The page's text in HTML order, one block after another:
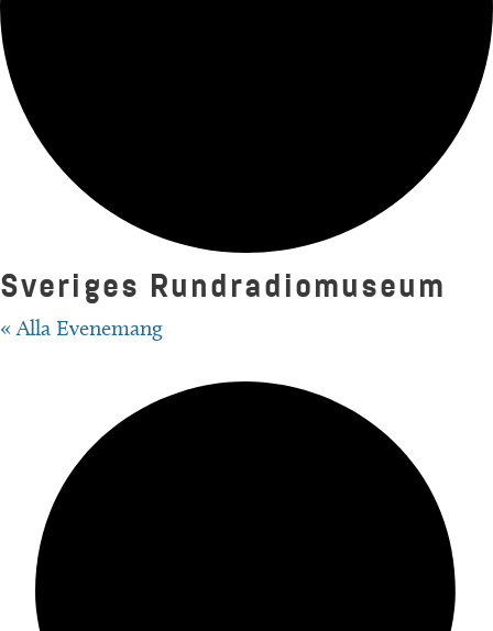
Sveriges Rundradiomuseum
« Alla Evenemang